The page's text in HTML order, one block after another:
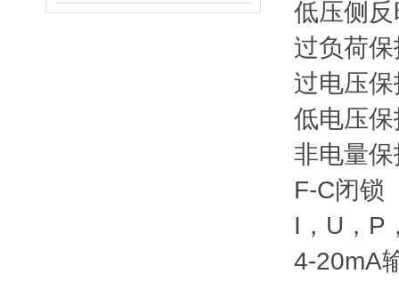
低压侧
过负荷保
过电压保
低电压保
非电量保
F-C闭锁
I，U，P
4-20mA